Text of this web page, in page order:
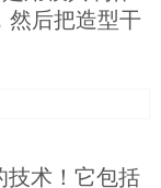
然后把造型干
技术！它包括